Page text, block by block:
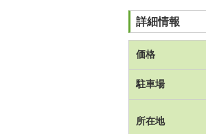
詳細情報
価格
駐車場
所在地